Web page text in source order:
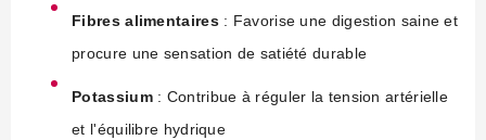
Fibres alimentaires: Favorise une digestion saine et
procure une sensation de satiété durable
Potassium: Contribue à réguler la tension artérielle
et l'équilibre hydrique